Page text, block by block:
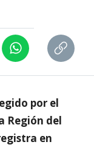
por el
Región del
en